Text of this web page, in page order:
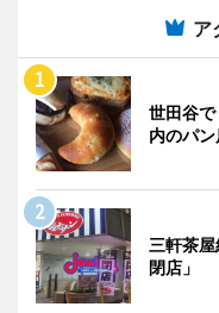
ア
世田谷
内のパ
三軒茶
閉店」